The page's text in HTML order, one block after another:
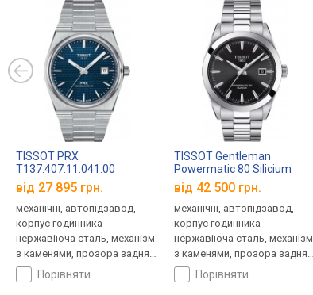
TISSOT PRX
T137.407.11.041.00
від 27 895 грн.
механічні, автопідзавод,
корпус годинника
нержавіюча сталь, механізм
з каменями, прозора задня
кришка, ремінець: браслет
сталь, WR 100, Швейцарія
порівняти
TISSOT Gentleman
Powermatic 80 Silicium
T127.407.11.051.00
від 42 500 грн.
механічні, автопідзавод,
корпус годинника
нержавіюча сталь, механізм
з каменями, прозора задня
кришка, ремінець: браслет
сталь, WR 100, Швейцарія
порівняти